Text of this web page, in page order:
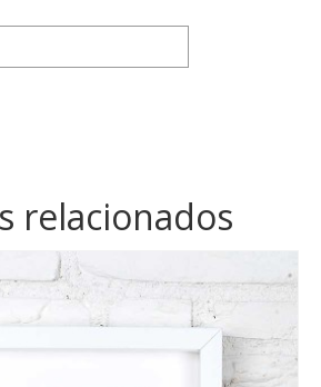
relacionados